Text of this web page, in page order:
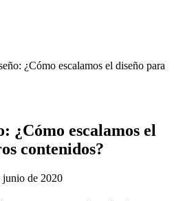
¿Cómo escalamos el diseño para
¿Cómo escalamos el
contenidos?
junio de 2020